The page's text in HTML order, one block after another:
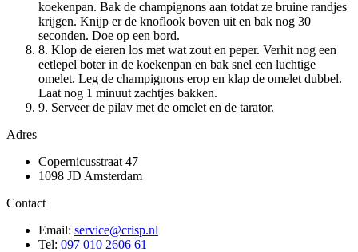
koekenpan. Bak de champignons aan totdat ze bruine randjes
krijgen. Knijp er de knoflook boven uit en bak nog 30
seconden. Doe op een bord.
8. Klop de eieren los met wat zout en peper. Verhit nog een
eetlepel boter in de koekenpan en bak snel een luchtige
omelet. Leg de champignons erop en klap de omelet dubbel.
Laat nog 1 minuut zachtjes bakken.
9. Serveer de pilav met de omelet en de tarator.
Adres
Copernicusstraat 47
1098 JD Amsterdam
Contact
Email: service@crisp.nl
Tel: 097 010 2606 61